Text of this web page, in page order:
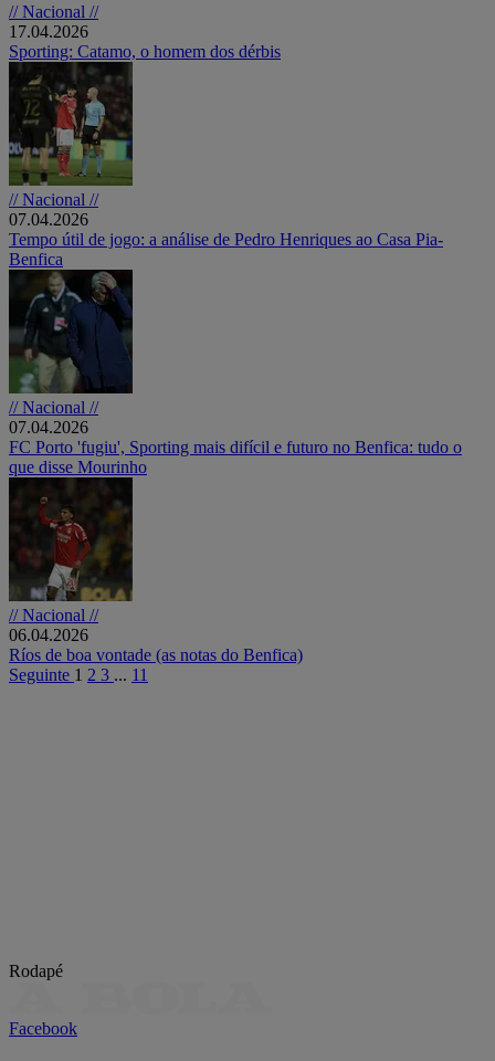
// Nacional //
17.04.2026
Sporting: Catamo, o homem dos dérbis
// Nacional //
07.04.2026
Tempo útil de jogo: a análise de Pedro Henriques ao Casa Pia-
Benfica
// Nacional //
07.04.2026
FC Porto 'fugiu', Sporting mais difícil e futuro no Benfica: tudo o
que disse Mourinho
// Nacional //
06.04.2026
Ríos de boa vontade (as notas do Benfica)
Seguinte 1 2 3 ... 11
Rodapé
Facebook